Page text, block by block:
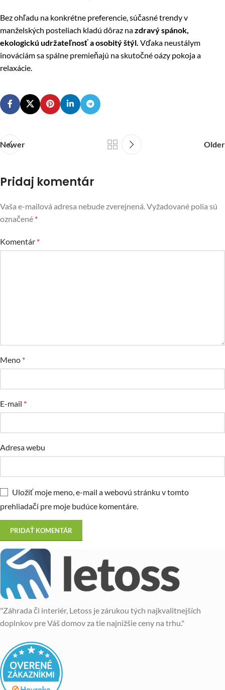
Bez ohľadu na konkrétne preferencie, súčasné trendy v
manželských posteliach kladú dôraz nazdravý spánok,
ekologickú udržateľnosť a osobitý štýl. Vďaka neustálym
inováciám sa spálne premieňajú na skutočné oázy pokoja a
relaxácie.
Newer Older
Pridaj komentár
Vaša e-mailová adresa nebude zverejnená. Vyžadované polia sú
označené *
Komentár *
Meno *
E-mail *
Adresa webu
Uložiť moje meno, e-mail a webovú stránku v tomto
prehliadači pre moje budúce komentáre.
"Záhrada či interiér, Letoss je zárukou tých najkvalitnejších
doplnkov pre Váš domov za tie najnižšie ceny na trhu."